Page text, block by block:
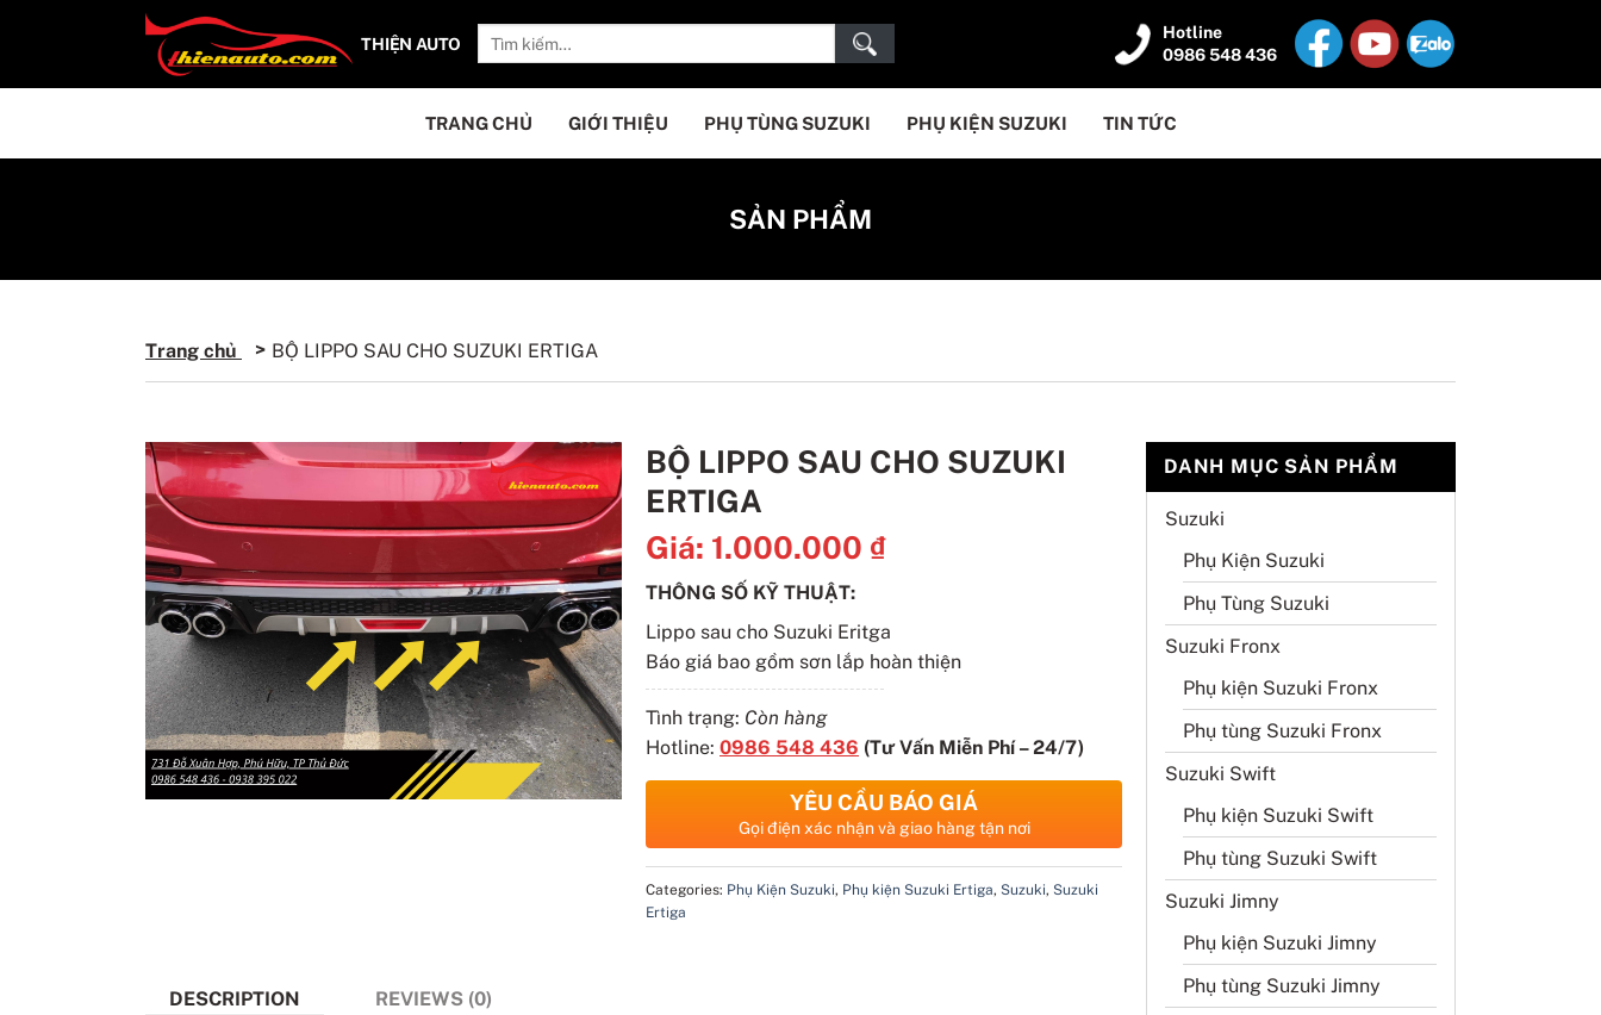
THIỆN AUTO
Hotline
0986 548 436
TRANG CHỦ GIỚI THIỆU PHỤ TÙNG SUZUKI PHỤ KIỆN SUZUKI TIN TỨC
SẢN PHẨM
Trang chủ BỘ LIPPO SAU CHO SUZUKI ERTIGA
BỘ LIPPO SAU CHO SUZUKI
ERTIGA
Giá: 1.000.000 ₫
THÔNG SỐ KỸ THUẬT:
Lippo sau cho Suzuki Eritga
Báo giá bao gồm sơn lắp hoàn thiện
Tình trạng: Còn hàng
Hotline: 0986 548 436 (Tư Vấn Miễn Phí – 24/7)
YÊU CẦU BÁO GIÁ
Gọi điện xác nhận và giao hàng tận nơi
Categories: Phụ Kiện Suzuki, Phụ kiện Suzuki Ertiga, Suzuki, Suzuki
Ertiga
DESCRIPTION REVIEWS (0)
DANH MỤC SẢN PHẨM
Suzuki
Phụ Kiện Suzuki
Phụ Tùng Suzuki
Suzuki Fronx
Phụ kiện Suzuki Fronx
Phụ tùng Suzuki Fronx
Suzuki Swift
Phụ kiện Suzuki Swift
Phụ tùng Suzuki Swift
Suzuki Jimny
Phụ kiện Suzuki Jimny
Phụ tùng Suzuki Jimny